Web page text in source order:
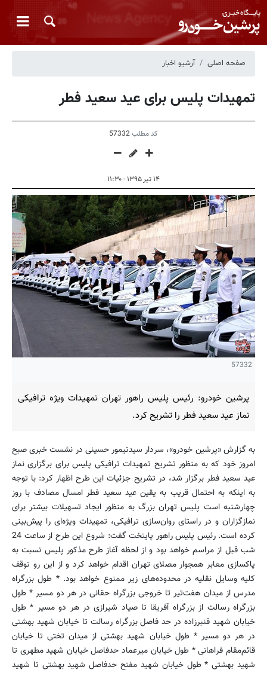
صفحه اصلی آرشیو اخبار
تمهیدات پلیس برای عید سعید فطر
کد مطلب57332
۱۴ تیر ۱۳۹۵ - ۱۱:۳۰
57332
پرشین خودرو: رئیس پلیس راهور تهران تمهیدات ویژه ترافیکی
نماز عید سعید فطر را تشریح کرد.
به گزارش «پرشین خودرو»، سردار سیدتیمور حسینی در نشست خبری صبح
امروز خود که به منظور تشریح تمهیدات ترافیکی پلیس برای برگزاری نماز
عید سعید فطر برگزار شد، در تشریح جزئیات این طرح اظهار کرد: با توجه
به اینکه به احتمال قریب به یقین عید سعید فطر امسال مصادف با روز
چهارشنبه است پلیس تهران بزرگ به منظور ایجاد تسهیلات بیشتر برای
نمازگزاران و در راستای روان‌سازی ترافیکی، تمهیدات ویژه‌ای را پیش‌بینی
کرده است. رئیس پلیس راهور پایتخت گفت: شروع این طرح از ساعت 24
شب قبل از مراسم خواهد بود و از لحظه آغاز طرح مذکور پلیس نسبت به
پاکسازی معابر همجوار مصلای تهران اقدام خواهد کرد و از این رو توقف
کلیه‌ وسایل نقلیه در محدوده‌های زیر ممنوع خواهد بود. * طول بزرگراه
مدرس از میدان هفت‌تیر تا خروجی بزرگراه حقانی در هر دو مسیر * طول
بزرگراه رسالت از بزرگراه آفریقا تا صیاد شیرازی در هر دو مسیر * طول
خیابان شهید قنبرزاده در حد فاصل بزرگراه رسالت تا خیابان شهید بهشتی
در هر دو مسیر * طول خیابان شهید بهشتی از میدان تختی تا خیابان
قائم‌مقام فراهانی * طول خیابان میرعماد حدفاصل خیابان شهید مطهری تا
شهید بهشتی * طول خیابان شهید مفتح حدفاصل شهید بهشتی تا شهید